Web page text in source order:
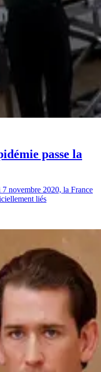
passe la
novembre 2020, la France
liés